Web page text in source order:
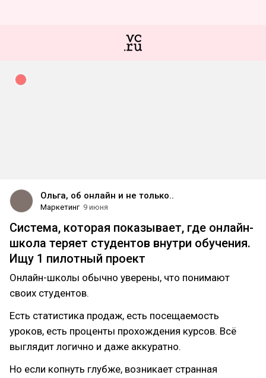
Ольга, об онлайн и не только..
Маркетинг 9 июня
Система, которая показывает, где онлайн-
школа теряет студентов внутри обучения.
Ищу 1 пилотный проект
Онлайн-школы обычно уверены, что понимают
своих студентов.
Есть статистика продаж, есть посещаемость
уроков, есть проценты прохождения курсов. Всё
выглядит логично и даже аккуратно.
Но если копнуть глубже, возникает странная